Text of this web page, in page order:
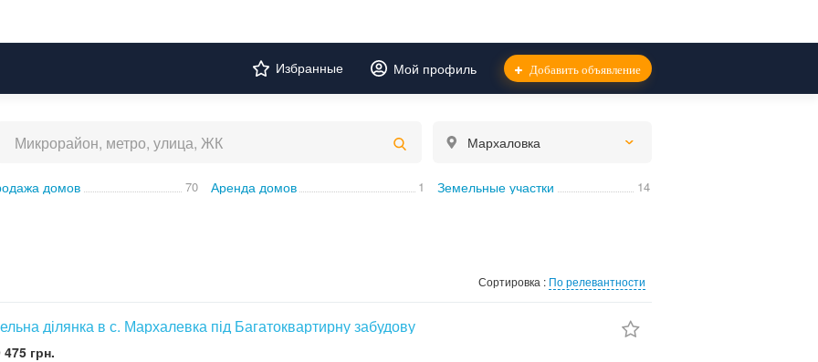
Избранные Мой профиль Добавить объявление
Мархаловка
домов 70 Аренда домов 1 Земельные участки 14
Сортировка : По релевантности
ділянка в с. Мархалевка під Багатоквартирну забудову
475 грн.